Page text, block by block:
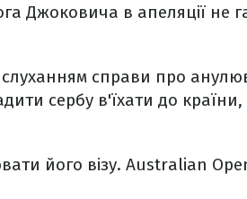
Джоковича в апеляції не
справи про
сербу в'їхати до країни,
його візу. Australian